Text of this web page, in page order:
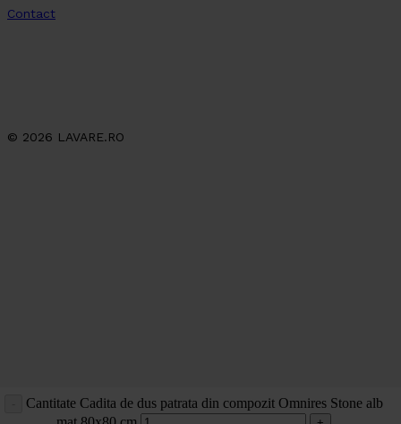
Cantitate Cadita de dus patrata din compozit Omnires Stone alb
Contact
© 2026 LAVARE.RO